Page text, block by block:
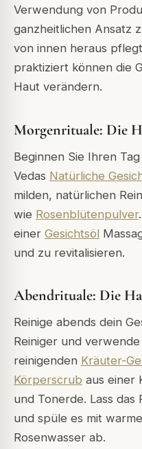
Verwendung von
ganzheitlichen Ansatz
von innen heraus
praktiziert können die
Haut verändern.
Morgenrituale: Die
Beginnen Sie Ihren
Vedas Natürliche
milden, natürlichen
wie Rosenblütenpulver
einer Gesichtsöl
und zu revitalisieren.
Abendrituale: Die
Reinige abends dein
Reiniger und
reinigenden Kräuter-
Körperscrub aus einer
und Tonerde. Lass
und spüle es mit
Rosenwasser ab.